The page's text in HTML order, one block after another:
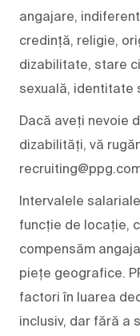
angajare,
credință, religie,
dizabilitate, stare
sexuală, identitate
Dacă aveți nevoie
dizabilități, vă
Intervalele
funcție de locație,
compensăm
piețe geografice.
factori în luarea
inclusiv, dar fără a